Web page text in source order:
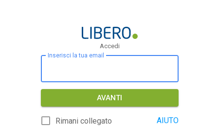
Accedi
Inserisci la tua email
AVANTI
Rimani collegato AIUTO